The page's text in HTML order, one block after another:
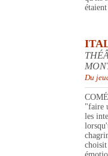
Du
"faire
les
choisit